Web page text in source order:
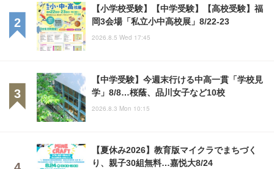
【小学校受験】【中学受験】【高校受験】福
岡3会場「私立小中高校展」8/22-23
2026.8.5 Wed 17:45
【中学受験】今週末行ける中高一貫「学校見
学」8/8…桜蔭、品川女子など10校
2026.8.3 Mon 10:15
【夏休み2026】教育版マイクラでまちづく
り、親子30組無料…嘉悦大8/24